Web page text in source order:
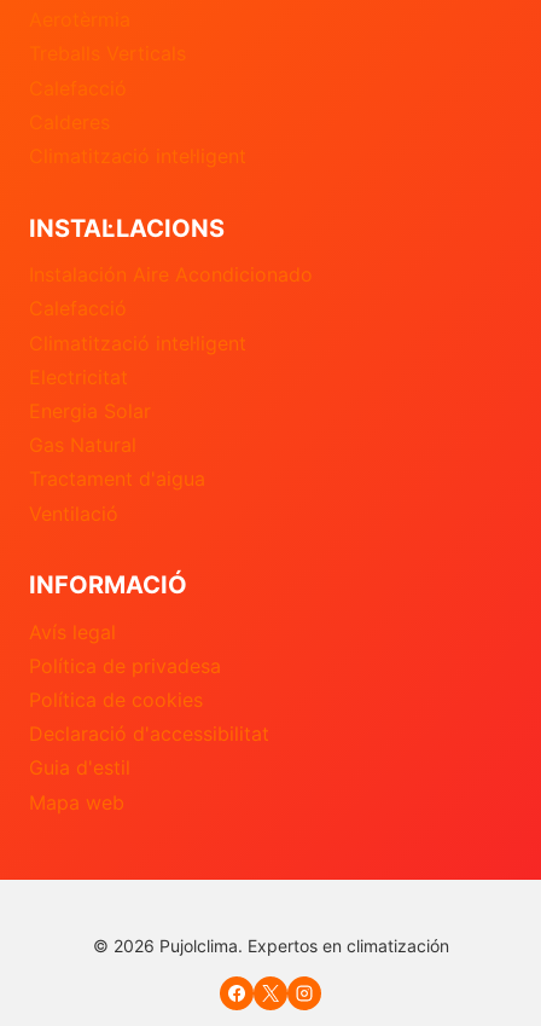
Treballs Verticals
Calderes
Climatització intel·ligent
INSTAL·LACIONS
Instalación Aire Acondicionado
Calefacció
Climatització intel·ligent
Electricitat
Energia Solar
Gas Natural
Tractament d'aigua
Ventilació
INFORMACIÓ
Avís legal
Política de privadesa
Política de cookies
Declaració d'accessibilitat
Guia d'estil
Mapa web
© 2026 Pujolclima. Expertos en climatización